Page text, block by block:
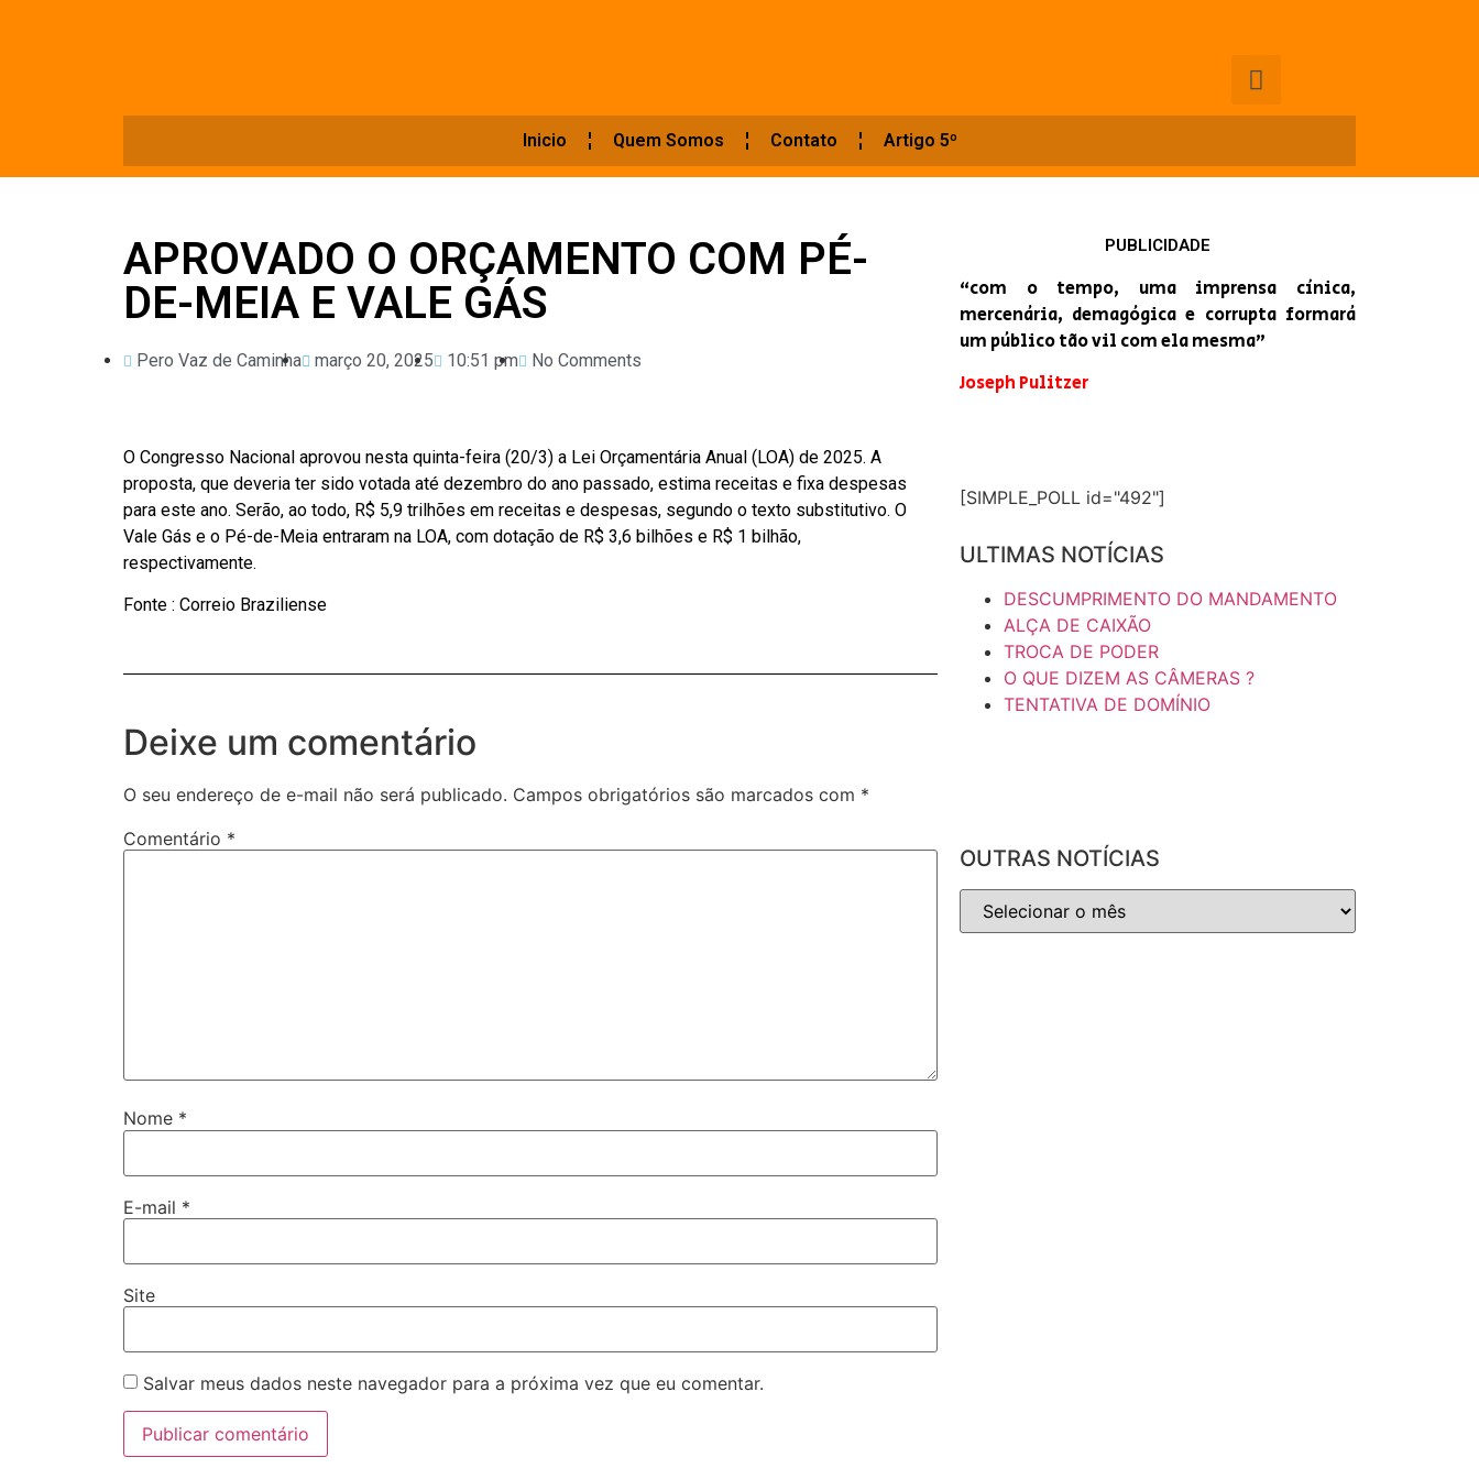
Inicio Quem Somos Contato Artigo 5º
APROVADO O ORÇAMENTO COM PÉ-
DE-MEIA E VALE GÁS
Pero Vaz de Caminha março 20, 2025 10:51 pm No Comments
O Congresso Nacional aprovou nesta quinta-feira (20/3) a Lei Orçamentária Anual (LOA) de 2025. A
proposta, que deveria ter sido votada até dezembro do ano passado, estima receitas e fixa despesas
para este ano. Serão, ao todo, R$ 5,9 trilhões em receitas e despesas, segundo o texto substitutivo. O
Vale Gás e o Pé-de-Meia entraram na LOA, com dotação de R$ 3,6 bilhões e R$ 1 bilhão,
respectivamente.
Fonte : Correio Braziliense
Deixe um comentário
O seu endereço de e-mail não será publicado. Campos obrigatórios são marcados com *
Comentário *
Nome *
E-mail *
Site
Salvar meus dados neste navegador para a próxima vez que eu comentar.
PUBLICIDADE
“com o tempo, uma imprensa cínica,
mercenária, demagógica e corrupta formará
um público tão vil com ela mesma”
Joseph Pulitzer
[SIMPLE_POLL id="492"]
ULTIMAS NOTÍCIAS
DESCUMPRIMENTO DO MANDAMENTO
ALÇA DE CAIXÃO
TROCA DE PODER
O QUE DIZEM AS CÂMERAS ?
TENTATIVA DE DOMÍNIO
OUTRAS NOTÍCIAS